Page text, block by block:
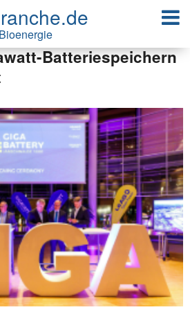
weniger
und Kronos
Batteriespeichern